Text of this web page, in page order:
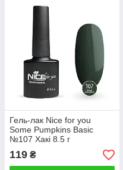
Гель-лак Nice for you
Some Pumpkins Basic
№107 Хакі 8.5 г
119 ₴